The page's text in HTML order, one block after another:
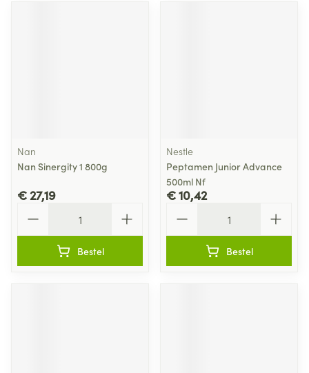
Nan
Nan Sinergity 1 800g
€ 27,19
Bestel
Nestle
Peptamen Junior Advance
500ml Nf
€ 10,42
Bestel